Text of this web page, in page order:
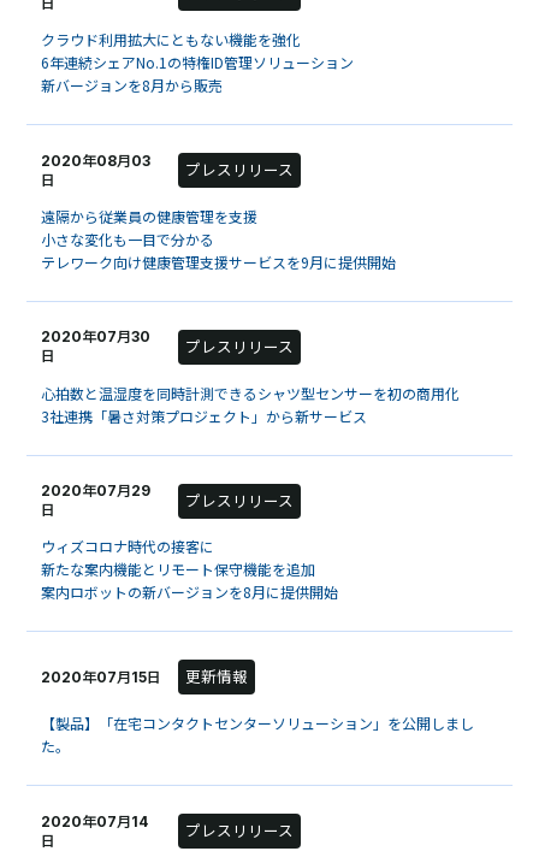
クラウド利用拡大にともない機能を強化
6年連続シェアNo.1の特権ID管理ソリューション
新バージョンを8月から販売
2020年08月03
日
プレスリリース
遠隔から従業員の健康管理を支援
小さな変化も一目で分かる
テレワーク向け健康管理支援サービスを9月に提供開始
2020年07月30
日
プレスリリース
心拍数と温湿度を同時計測できるシャツ型センサーを初の商用化
3社連携「暑さ対策プロジェクト」から新サービス
2020年07月29
日
プレスリリース
ウィズコロナ時代の接客に
新たな案内機能とリモート保守機能を追加
案内ロボットの新バージョンを8月に提供開始
2020年07月15日 更新情報
【製品】「在宅コンタクトセンターソリューション」を公開しまし
た。
2020年07月14
日
プレスリリース